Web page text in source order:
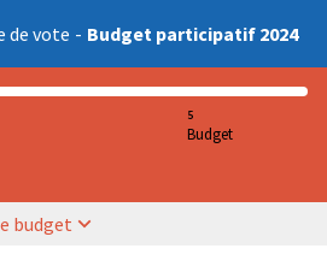
de vote - Budget participatif 2024
5
Budget
budget